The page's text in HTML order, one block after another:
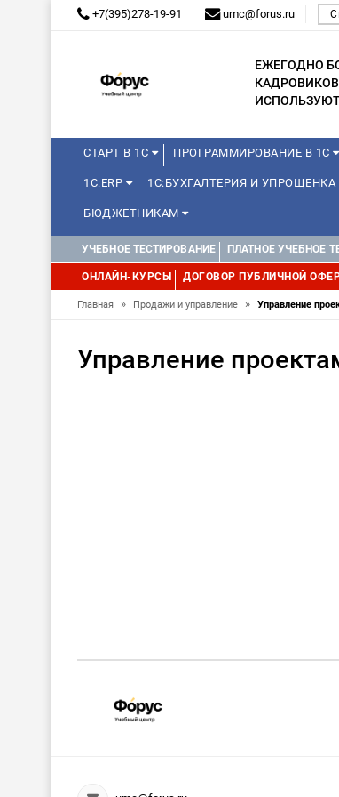
+7(395)278-19-91 umc@forus.ru
ЕЖЕГОДНО
СТАРТ В 1С ПРОГРАММИРОВАНИЕ В 1С
1С:ERP 1С:БУХГАЛТЕРИЯ И УПРОЩЕНКА
БЮДЖЕТНИКАМ
МИНИ-КУРСЫ КУРСЫ ДЛЯ ШКОЛЬНИКОВ
УПРАВЛЕНИЕ ПРОЕКТАМИ УПРАВЛЕНЦАМ
УЧЕБНОЕ ТЕСТИРОВАНИЕ ПЛАТНОЕ УЧЕБНОЕ
ОНЛАЙН-КУРСЫ ДОГОВОР ПУБЛИЧНОЙ
Главная » Продажи и управление » Управление
Управление